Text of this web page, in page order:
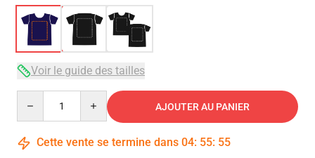
Voir le guide des tailles
AJOUTER AU PANIER
Cette vente se termine dans 04: 55: 54